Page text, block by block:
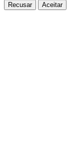
Recusar Aceitar